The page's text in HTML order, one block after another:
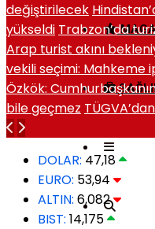
değiştirilecek
yükseldi Trabzon’da
Arap turist akını
vekili seçimi: Mahkeme
Özkök:
bile geçmez
DOLAR: 47,18
EURO: 53,94
ALTIN: 6,082
BIST: 14,175